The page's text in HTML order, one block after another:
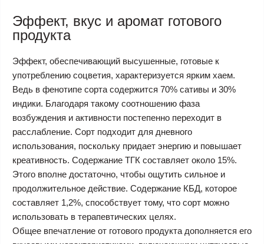
Эффект, вкус и аромат готового
продукта
Эффект, обеспечивающий высушенные, готовые к
употреблению соцветия, характеризуется ярким хаем.
Ведь в фенотипе сорта содержится 70% сативы и 30%
индики. Благодаря такому соотношению фаза
возбуждения и активности постепенно переходит в
расслабление. Сорт подходит для дневного
использования, поскольку придает энергию и повышает
креативность. Содержание ТГК составляет около 15%.
Этого вполне достаточно, чтобы ощутить сильное и
продолжительное действие. Содержание КБД, которое
составляет 1,2%, способствует тому, что сорт можно
использовать в терапевтических целях.
Общее впечатление от готового продукта дополняется его